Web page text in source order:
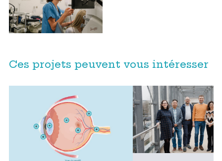
Ces projets peuvent vous intéresser